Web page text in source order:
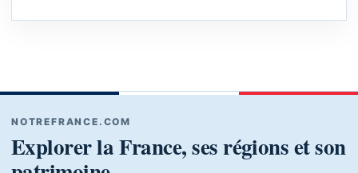
NOTREFRANCE.COM
Explorer la France, ses régions et son